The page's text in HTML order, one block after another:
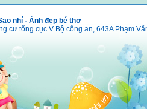
nhí - Ảnh đẹp bé thơ
cư tổng cục V Bộ công an, 643A Phạm